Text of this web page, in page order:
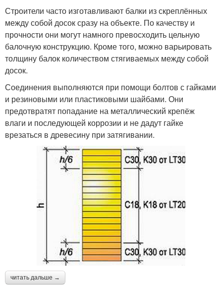
Строители часто изготавливают балки из скреплённых
между собой досок сразу на объекте. По качеству и
прочности они могут намного превосходить цельную
балочную конструкцию. Кроме того, можно варьировать
толщину балок количеством стягиваемых между собой
досок.
Соединения выполняются при помощи болтов с гайками
и резиновыми или пластиковыми шайбами. Они
предотвратят попадание на металлический крепёж
влаги и последующей коррозии и не дадут гайке
врезаться в древесину при затягивании.
читать дальше →